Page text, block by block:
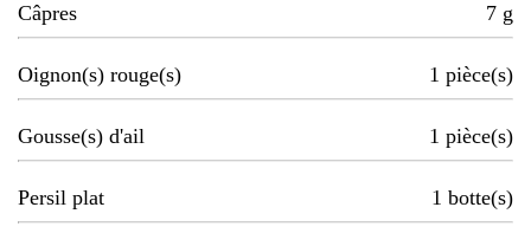
Câpres 7 g
Oignon(s) rouge(s) 1 pièce(s)
Gousse(s) d'ail 1 pièce(s)
Persil plat 1 botte(s)